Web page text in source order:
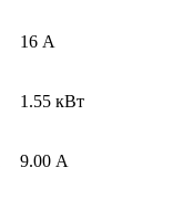
16 А
1.55 кВт
9.00 А